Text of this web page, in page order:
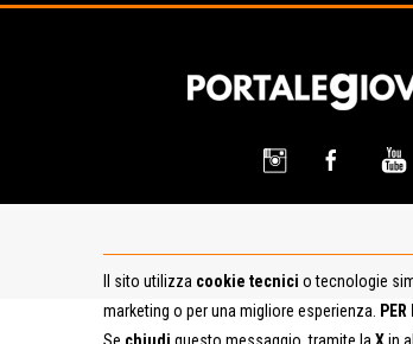
Il sito utilizza cookie tecnici o tecnologie
marketing o per una migliore esperienza.